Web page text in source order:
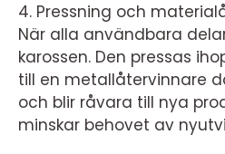
4. Pressning och
När alla användbara
karossen. Den pressas
till en metallåtervinnare
och blir råvara till nya
minskar behovet av